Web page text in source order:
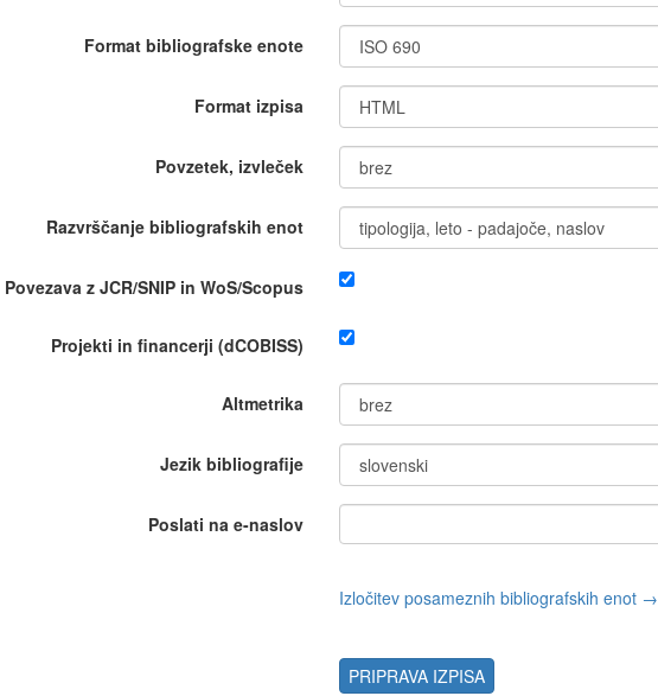
Format bibliografske enote
Format izpisa
Povzetek, izvleček
Razvrščanje bibliografskih enot
Povezava z JCR/SNIP in WoS/Scopus
Projekti in financerji (dCOBISS)
Altmetrika
Jezik bibliografije
Poslati na e-naslov
Izločitev posameznih bibliografskih enot →
PRIPRAVA IZPISA